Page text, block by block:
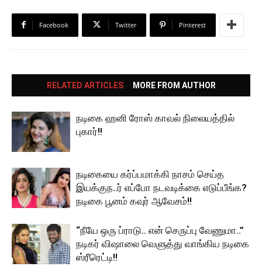
Facebook Twitter Pinterest
RELATED ARTICLES MORE FROM AUTHOR
நடிகை ஹனி ரோஸ் காவல் நிலையத்தில்
புகார்!!
நடிகையை கர்ப்பமாக்கி நாசம் செய்த
இயக்குந..ர் எப்போ நடவடிக்கை எடுப்பீங்க?
நடிகை பூனம் கவுர் ஆவேசம்!!
“நீயே ஒரு ப்ராடு.. என் செருப்பு வேணுமா..”
நடிகர் விஷாலை வெளுத்து வாங்கிய நடிகை
ஸ்ரீரெட்டி!!